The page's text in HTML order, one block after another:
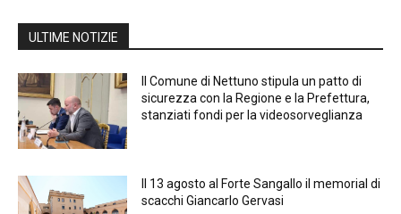
ULTIME NOTIZIE
Il Comune di Nettuno stipula un patto di
sicurezza con la Regione e la Prefettura,
stanziati fondi per la videosorveglianza
Il 13 agosto al Forte Sangallo il memorial di
scacchi Giancarlo Gervasi